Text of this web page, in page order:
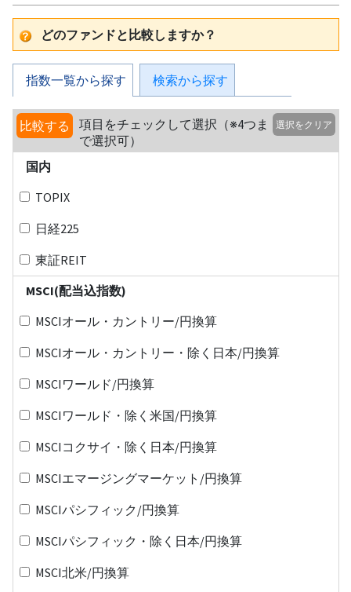
どのファンドと比較しますか？
指数一覧から探す 検索から探す
比較する
項目をチェックして選択（※4つま
で選択可）
選択をクリア
国内
TOPIX
日経225
東証REIT
MSCI(配当込指数)
MSCIオール・カントリー/円換算
MSCIオール・カントリー・除く日本/円換算
MSCIワールド/円換算
MSCIワールド・除く米国/円換算
MSCIコクサイ・除く日本/円換算
MSCIエマージングマーケット/円換算
MSCIパシフィック/円換算
MSCIパシフィック・除く日本/円換算
MSCI北米/円換算